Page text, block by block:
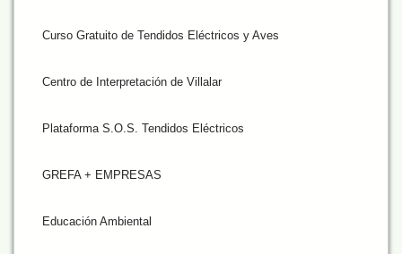
Curso Gratuito de Tendidos Eléctricos y Aves
Centro de Interpretación de Villalar
Plataforma S.O.S. Tendidos Eléctricos
GREFA + EMPRESAS
Educación Ambiental